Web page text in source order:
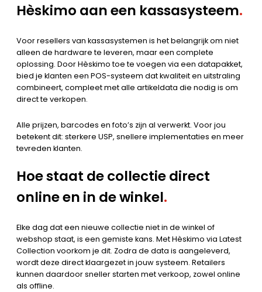
Hèskimo aan een kassasysteem.
Voor resellers van kassasystemen is het belangrijk om niet
alleen de hardware te leveren, maar een complete
oplossing. Door Hèskimo toe te voegen via een datapakket,
bied je klanten een POS-systeem dat kwaliteit en uitstraling
combineert, compleet met alle artikeldata die nodig is om
direct te verkopen.
Alle prijzen, barcodes en foto’s zijn al verwerkt. Voor jou
betekent dit: sterkere USP, snellere implementaties en meer
tevreden klanten.
Hoe staat de collectie direct
online en in de winkel.
Elke dag dat een nieuwe collectie niet in de winkel of
webshop staat, is een gemiste kans. Met Hèskimo via Latest
Collection voorkom je dit. Zodra de data is aangeleverd,
wordt deze direct klaargezet in jouw systeem. Retailers
kunnen daardoor sneller starten met verkoop, zowel online
als offline.